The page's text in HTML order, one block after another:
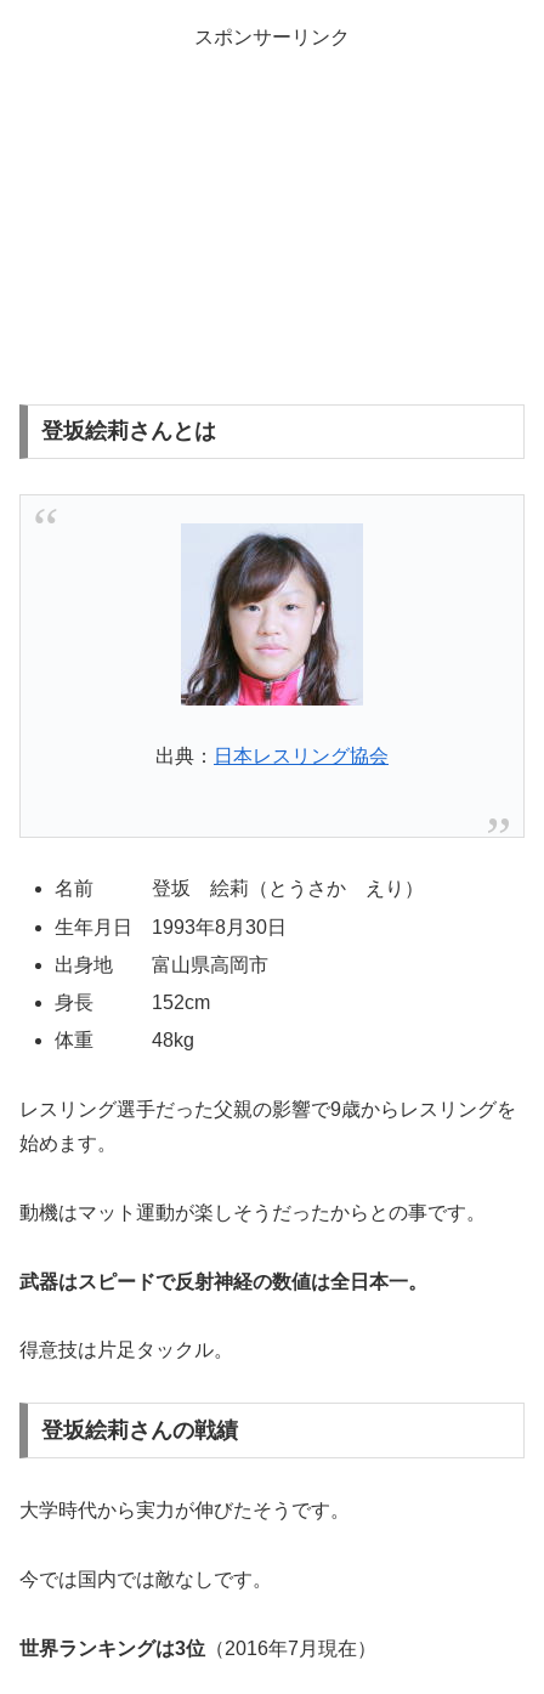
スポンサーリンク
登坂絵莉さんとは
出典： 日本レスリング協会
名前 登坂 絵莉（とうさか えり）
生年月日 1993年8月30日
出身地 富山県高岡市
身長 152cm
体重 48kg
レスリング選手だった父親の影響で9歳からレスリングを
始めます。
動機はマット運動が楽しそうだったからとの事です。
武器はスピードで反射神経の数値は全日本一。
得意技は片足タックル。
登坂絵莉さんの戦績
大学時代から実力が伸びたそうです。
今では国内では敵なしです。
世界ランキングは3位 （2016年7月現在）